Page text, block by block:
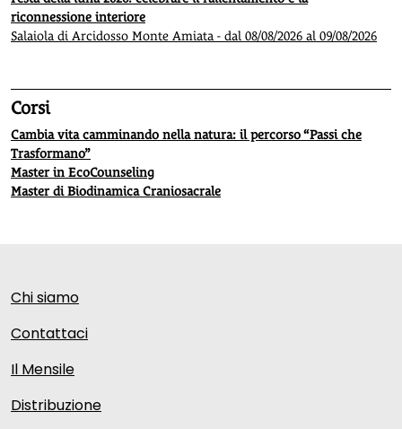
riconnessione interiore
Salaiola di Arcidosso Monte Amiata - dal 08/08/2026 al 09/08/2026
Corsi
Cambia vita camminando nella natura: il percorso “Passi che
Trasformano”
Master in EcoCounseling
Master di Biodinamica Craniosacrale
Chi siamo
Contattaci
Il Mensile
Distribuzione